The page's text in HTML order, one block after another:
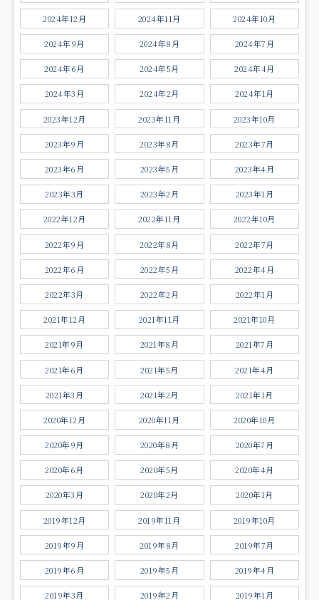
2024年12月 2024年11月 2024年10月
2024年9月 2024年8月 2024年7月
2024年6月 2024年5月 2024年4月
2024年3月 2024年2月 2024年1月
2023年12月 2023年11月 2023年10月
2023年9月 2023年8月 2023年7月
2023年6月 2023年5月 2023年4月
2023年3月 2023年2月 2023年1月
2022年12月 2022年11月 2022年10月
2022年9月 2022年8月 2022年7月
2022年6月 2022年5月 2022年4月
2022年3月 2022年2月 2022年1月
2021年12月 2021年11月 2021年10月
2021年9月 2021年8月 2021年7月
2021年6月 2021年5月 2021年4月
2021年3月 2021年2月 2021年1月
2020年12月 2020年11月 2020年10月
2020年9月 2020年8月 2020年7月
2020年6月 2020年5月 2020年4月
2020年3月 2020年2月 2020年1月
2019年12月 2019年11月 2019年10月
2019年9月 2019年8月 2019年7月
2019年6月 2019年5月 2019年4月
2019年3月 2019年2月 2019年1月